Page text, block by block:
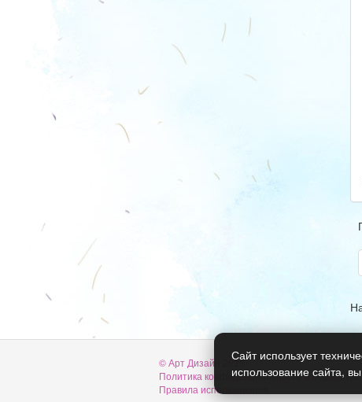
© Арт Дизайн 2026
Политика конфиденциальности и
Правила использования
Сайт использует
использование сайта,